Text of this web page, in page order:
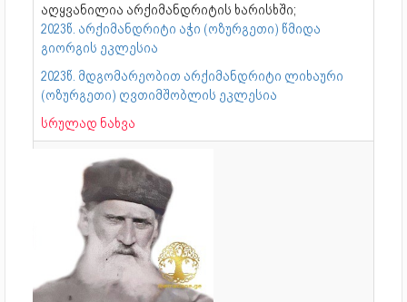
აღყვანილია არქიმანდრიტის ხარისხში;
2023წ. არქიმანდრიტი აჭი (ოზურგეთი) წმიდა
გიორგის ეკლესია
2023წ. მდგომარეობით არქიმანდრიტი ლიხაური
(ოზურგეთი) ღვთიმშობლის ეკლესია
სრულად ნახვა